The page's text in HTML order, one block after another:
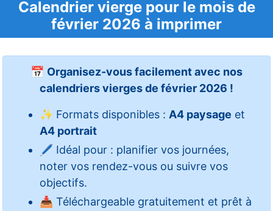
Calendrier vierge pour le mois de
février 2026 à imprimer
📅 Organisez-vous facilement avec nos
calendriers vierges de février 2026 !
✨ Formats disponibles : A4 paysage et
A4 portrait
🖊️ Idéal pour : planifier vos journées,
noter vos rendez-vous ou suivre vos
objectifs.
📥 Téléchargeable gratuitement et prêt à